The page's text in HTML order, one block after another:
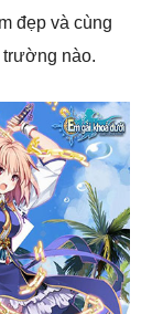
đẹp và cùng
trường nào.